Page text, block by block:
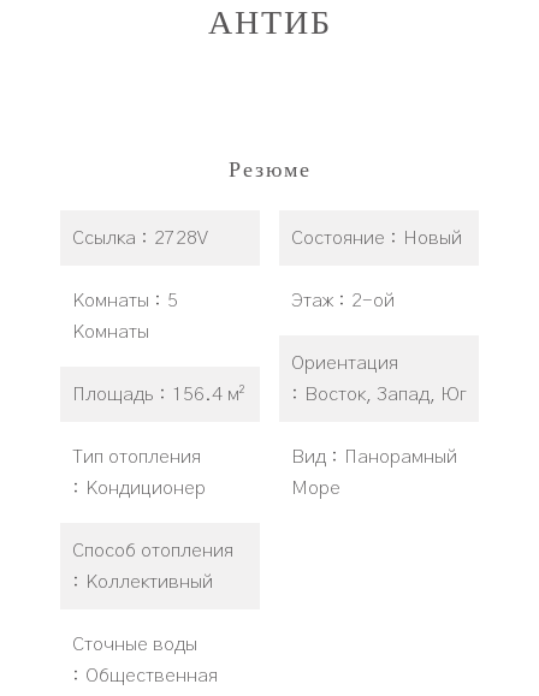
АНТИБ
Резюме
Ссылка 2728V
Комнаты
5
Комнаты
Площадь 156.4 м²
Тип отопления
Кондиционер
Способ отопления
Коллективный
Сточные воды
Общественная
Состояние Новый
Этаж 2-ой
Ориентация
Восток, Запад, Юг
Вид
Панорамный
Море